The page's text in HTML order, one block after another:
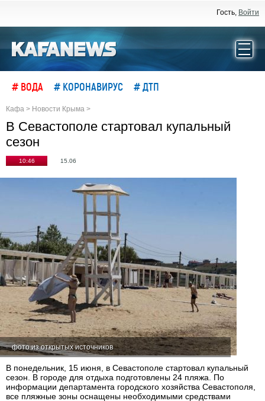
Гость, Войти
# ВОДА # КОРОНАВИРУС # ДТП
Кафа > Новости Крыма >
В Севастополе стартовал купальный
сезон
10:46 15.06
фото из открытых источников
В понедельник, 15 июня, в Севастополе стартовал купальный
сезон. В городе для отдыха подготовлены 24 пляжа. По
информации департамента городского хозяйства Севастополя,
все пляжные зоны оснащены необходимыми средствами